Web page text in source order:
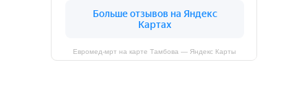
Евромед-мрт на карте Тамбова — Яндекс Карты